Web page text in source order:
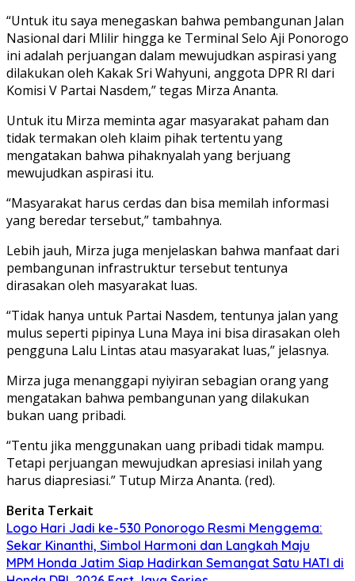
“Untuk itu saya menegaskan bahwa pembangunan Jalan
Nasional dari Mlilir hingga ke Terminal Selo Aji Ponorogo
ini adalah perjuangan dalam mewujudkan aspirasi yang
dilakukan oleh Kakak Sri Wahyuni, anggota DPR RI dari
Komisi V Partai Nasdem,” tegas Mirza Ananta.
Untuk itu Mirza meminta agar masyarakat paham dan
tidak termakan oleh klaim pihak tertentu yang
mengatakan bahwa pihaknyalah yang berjuang
mewujudkan aspirasi itu.
“Masyarakat harus cerdas dan bisa memilah informasi
yang beredar tersebut,” tambahnya.
Lebih jauh, Mirza juga menjelaskan bahwa manfaat dari
pembangunan infrastruktur tersebut tentunya
dirasakan oleh masyarakat luas.
“Tidak hanya untuk Partai Nasdem, tentunya jalan yang
mulus seperti pipinya Luna Maya ini bisa dirasakan oleh
pengguna Lalu Lintas atau masyarakat luas,” jelasnya.
Mirza juga menanggapi nyiyiran sebagian orang yang
mengatakan bahwa pembangunan yang dilakukan
bukan uang pribadi.
“Tentu jika menggunakan uang pribadi tidak mampu.
Tetapi perjuangan mewujudkan apresiasi inilah yang
harus diapresiasi.” Tutup Mirza Ananta. (red).
Berita Terkait
Logo Hari Jadi ke-530 Ponorogo Resmi Menggema:
Sekar Kinanthi, Simbol Harmoni dan Langkah Maju
MPM Honda Jatim Siap Hadirkan Semangat Satu HATI di